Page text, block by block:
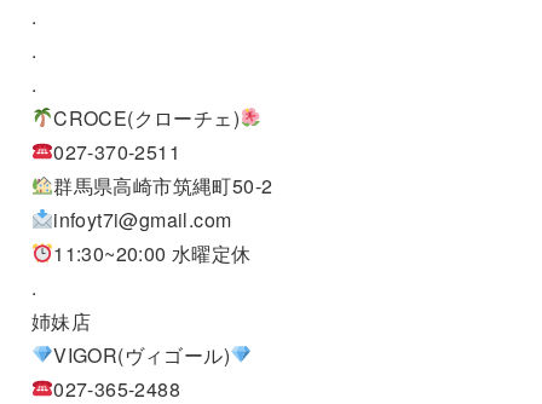
.
.
.
CROCE(クローチェ)
027-370-2511
群馬県高崎市筑縄町50-2
infoyt7i@gmail.com
11:30~20:00 水曜定休
.
姉妹店
VIGOR(ヴィゴール)
027-365-2488